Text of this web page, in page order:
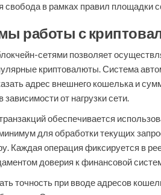
свобода в рамках правил площадки
работы с
сетями позволяет
криптовалюты. Система
адрес внешнего кошелька и
зависимости от нагрузки сети.
обеспечивается
для обработки текущих
Каждая операция фиксируется в
доверия к финансовой
точность при вводе адресов